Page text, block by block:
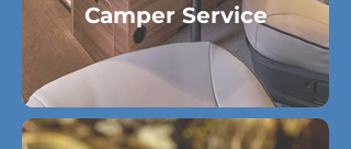
Camper Service